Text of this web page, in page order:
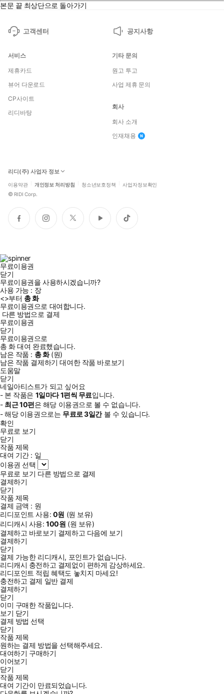
본문 끝 최상단으로 돌아가기
고객센터 공지사항
서비스
제휴카드
뷰어 다운로드
CP사이트
리디바탕
기타 문의
원고 투고
사업 제휴 문의
회사
회사 소개
인재채용
리디(주) 사업자 정보
이용약관 개인정보 처리방침 청소년보호정책 사업자정보확인
© RIDI Corp.
페
이
인
스
트
위
유
튜
틱
톡
무료이용권
닫기
무료이용권을 사용하시겠습니까?
사용 가능 : 장
<>부터 총화
무료이용권으로 대여합니다.
다른 방법으로 결제
무료이용권
닫기
무료이용권으로
총 화대여 완료했습니다.
남은 작품 : 총화(원)
남은 작품 결제하기 대여한 작품 바로보기
도움말
닫기
네일아티스트가 되고 싶어요
- 본 작품은 1일마다1편씩 무료입니다.
- 최근10편은 해당 이용권으로 볼 수 없습니다.
- 해당 이용권으로는 무료로3일간볼 수 있습니다.
확인
무료로 보기
닫기
작품 제목
대여 기간 : 일
이용권 선택
무료로 보기 다른 방법으로 결제
결제하기
닫기
작품 제목
결제 금액 : 원
리디포인트 사용: 0원 (원 보유)
리디캐시 사용:100원 (원 보유)
결제하고 바로보기 결제하고 다음에 보기
결제하기
닫기
결제 가능한 리디캐시, 포인트가 없습니다.
리디캐시 충전하고 결제없이 편하게 감상하세요.
리디포인트 적립 혜택도 놓치지 마세요!
충전하고 결제 일반 결제
결제하기
닫기
이미 구매한 작품입니다.
보기 닫기
결제 방법 선택
닫기
작품 제목
원하는 결제 방법을 선택해주세요.
대여하기 구매하기
이어보기
닫기
작품 제목
대여 기간이 만료되었습니다.